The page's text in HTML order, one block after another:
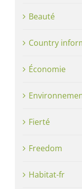
Beauté
Country
Économie
Fierté
Freedom
Habitat-fr